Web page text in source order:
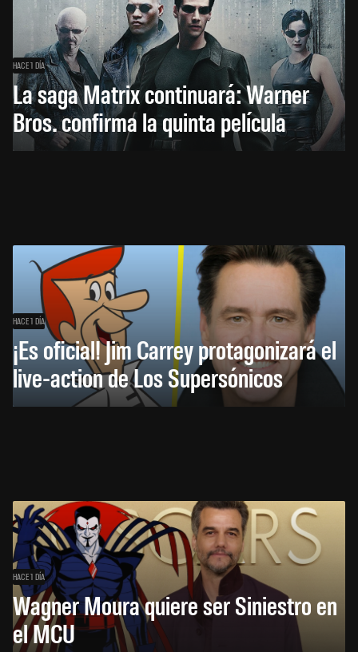
HACE 1 DÍA
La saga Matrix continuará: Warner
Bros. confirma la quinta película
HACE 1 DÍA
¡Es oficial! Jim Carrey protagonizará el
live-action de Los Supersónicos
HACE 1 DÍA
Wagner Moura quiere ser Siniestro en
el MCU